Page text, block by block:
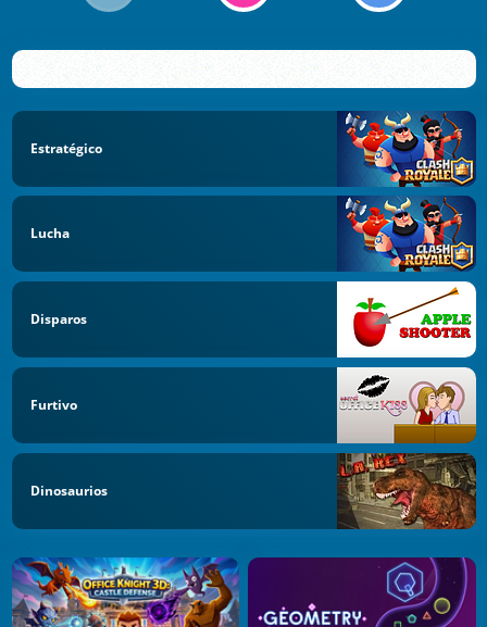
Estratégico
Lucha
Disparos
Furtivo
Dinosaurios